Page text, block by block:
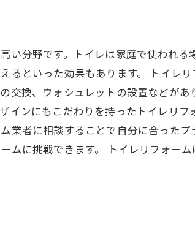
い分野です。トイレは家庭で使われ
といった効果もあります。 トイレ
交換、ウォシュレットの設置などが
インにもこだわりを持ったトイレリ
業者に相談することで自分に合った
ムに挑戦できます。 トイレリフォー